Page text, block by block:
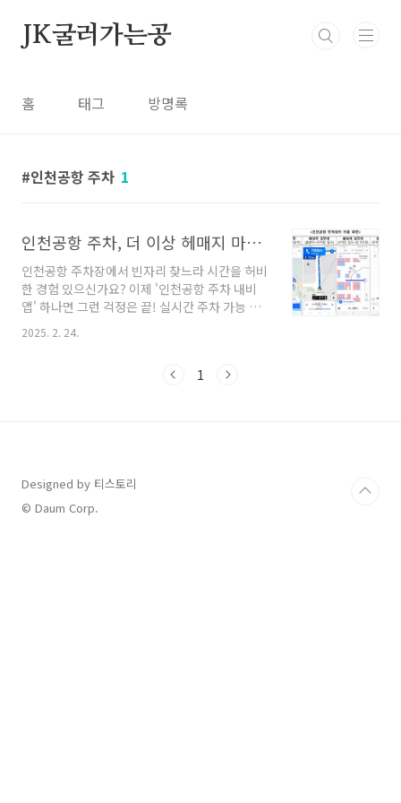
JK굴러가는공
홈 태그 방명록
인천공항 주차 1
인천공항 주차, 더 이상 헤매지 마세요! 실시간 주차 빈자리 확인
인천공항 주차장에서 빈자리 찾느라 시간을 허비
한 경험 있으신가요? 이제 '인천공항 주차 내비
앱' 하나면 그런 걱정은 끝! 실시간 주차 가능 구
역 확인부터 터미널 이동 안내까지, 편리한 공항
주차 방법을 소개합니다.1. 인천공항 주차 내비
구까지만 안내하지만, '인천공항 주차 내비 앱'은
📊 공간 정보 활용 – 제1·2터미널 2만7000개 주
차면 데이터화로 빈자리 찾기가 쉬워졌어요. 2.
2025. 2. 24.
1
Designed by 티스토리
© Daum Corp.